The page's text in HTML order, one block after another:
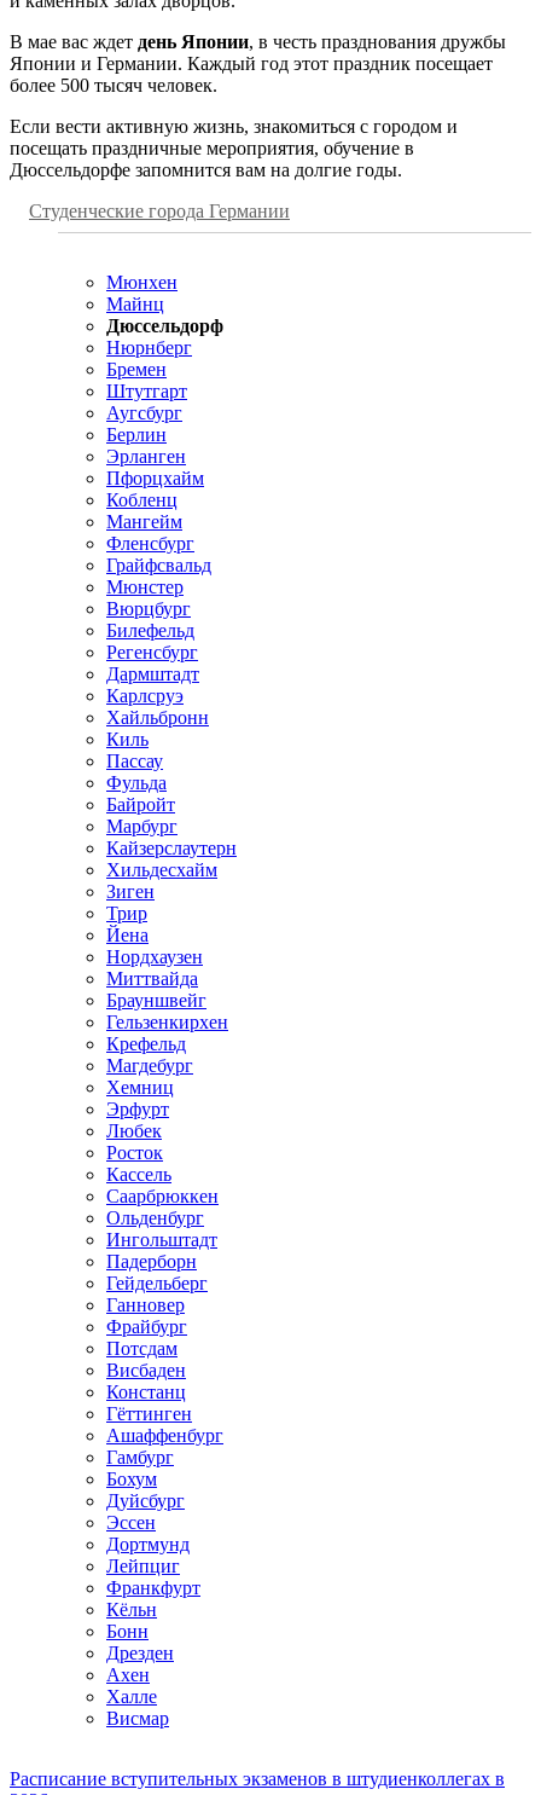
В мае вас ждет день Японии, в честь празднования дружбы
Японии и Германии. Каждый год этот праздник посещает
более 500 тысяч человек.
Если вести активную жизнь, знакомиться с городом и
посещать праздничные мероприятия, обучение в
Дюссельдорфе запомнится вам на долгие годы.
Студенческие города Германии
Мюнхен
Майнц
Дюссельдорф
Нюрнберг
Бремен
Штутгарт
Аугсбург
Берлин
Эрланген
Пфорцхайм
Кобленц
Мангейм
Фленсбург
Грайфсвальд
Мюнстер
Вюрцбург
Билефельд
Регенсбург
Дармштадт
Карлсруэ
Хайльбронн
Киль
Пассау
Фульда
Байройт
Марбург
Кайзерслаутерн
Хильдесхайм
Зиген
Трир
Йена
Нордхаузен
Миттвайда
Брауншвейг
Гельзенкирхен
Крефельд
Магдебург
Хемниц
Эрфурт
Любек
Росток
Кассель
Саарбрюккен
Ольденбург
Ингольштадт
Падерборн
Гейдельберг
Ганновер
Фрайбург
Потсдам
Висбаден
Констанц
Гёттинген
Ашаффенбург
Гамбург
Бохум
Дуйсбург
Эссен
Дортмунд
Лейпциг
Франкфурт
Кёльн
Бонн
Дрезден
Ахен
Халле
Висмар
Расписание вступительных экзаменов в штудиенколлегах в